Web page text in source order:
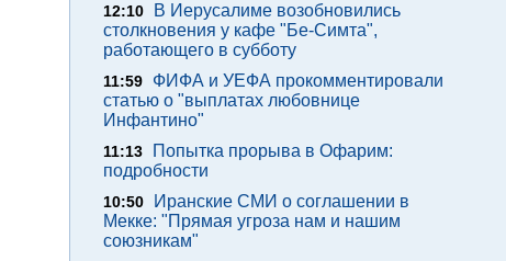
12:10
В Иерусалиме возобновились
столкновения у кафе "Бе-Симта",
работающего в субботу
11:59
ФИФА и УЕФА прокомментировали
статью о "выплатах любовнице
Инфантино"
11:13
Попытка прорыва в Офарим:
подробности
10:50
Иранские СМИ о соглашении в
Мекке: "Прямая угроза нам и нашим
союзникам"